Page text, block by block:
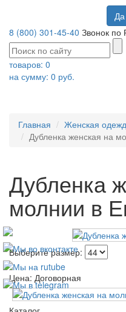
Да
8 (800) 301-45-40 Звонок по
товаров: 0
на сумму: 0 руб.
Главная
Женская
Дубленка женская на
Дубленка
молнии в
Выберите размер:
Цена: Договорная